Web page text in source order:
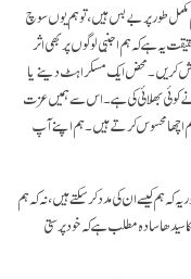
مکمل طور پر بے بس ہیں، تو ہم یوں سوچ
یہ ہے کہ ہم اجنبی لوگوں پر بھی اثر
کریں۔ محض ایک مسکراہٹ دینے یا
کوئی بھلائی کی ہے۔ اس سے ہمیں عزت
اچھا محسوس کرتے ہیں۔ ہم اپنے آپ
ہم کیسے ان کی مدد کر سکتے ہیں، نہ کہ ہم
سادہ مطلب ہے کہ خود پرستی